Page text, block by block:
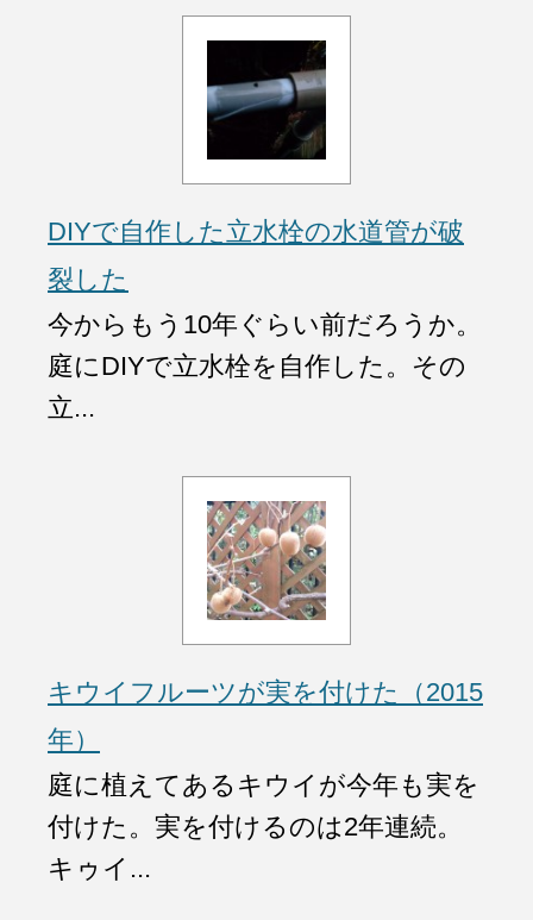
DIYで自作した立水栓の水道管が破
裂した
今からもう10年ぐらい前だろうか。
庭にDIYで立水栓を自作した。その
立...
キウイフルーツが実を付けた（2015
年）
庭に植えてあるキウイが今年も実を
付けた。実を付けるのは2年連続。
キゥイ...